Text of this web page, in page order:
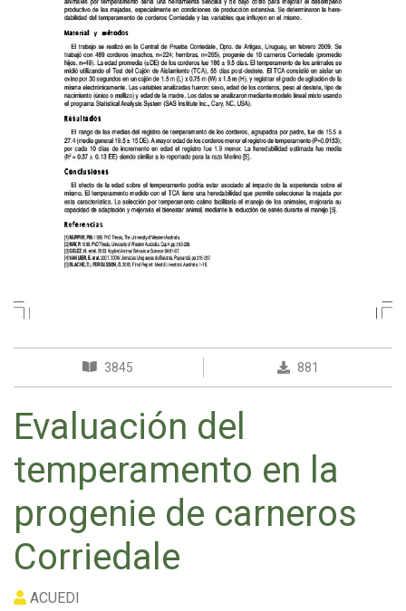
3845 881
Evaluación del
temperamento en la
progenie de carneros
Corriedale
ACUEDI